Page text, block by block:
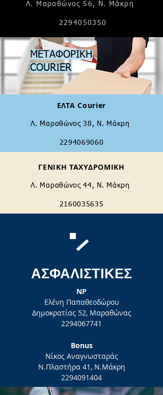
Λ. Μαραθώνος 56, Ν. Μάκρη
22940 50350
ΜΕΤΑΦΟΡΙΚΗ
COURIER
ΕΛΤΑ Courier
Λ. Μαραθώνος 38, Ν. Μάκρη
2294069060
ΓΕΝΙΚΗ ΤΑΧΥΔΡΟΜΙΚΗ
Λ. Μαραθώνος 44, Ν. Μάκρη
2160035635
ΑΣΦΑΛΙΣΤΙΚΕΣ
NP
Ελένη Παπαθεοδώρου
Δημοκρατίας 52, Μαραθώνας
2294067741
Bonus
Νίκος Αναγνωσταράς
Ν.Πλαστήρα 41, Ν.Μάκρη
2294091404